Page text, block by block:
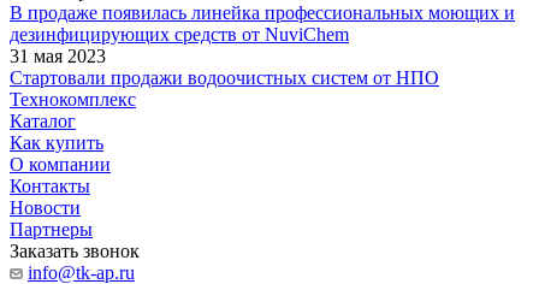
В продаже появилась линейка профессиональных моющих и
дезинфицирующих средств от NuviChem
31 мая 2023
Стартовали продажи водоочистных систем от НПО
Технокомплекс
Каталог
Как купить
О компании
Контакты
Новости
Партнеры
Заказать звонок
info@tk-ap.ru